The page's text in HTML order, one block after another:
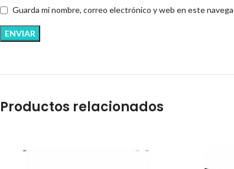
Guarda mi nombre, correo electrónico y web en este
Productos relacionados